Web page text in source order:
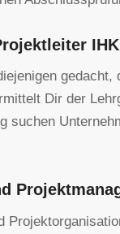
IHK
Dir der
suchen